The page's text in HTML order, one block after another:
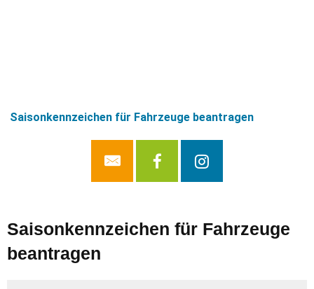
Saisonkennzeichen für Fahrzeuge beantragen
Saisonkennzeichen für Fahrzeuge
beantragen